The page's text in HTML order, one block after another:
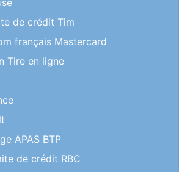
de crédit Tim
français Mastercard
Tire en ligne
APAS BTP
de crédit RBC